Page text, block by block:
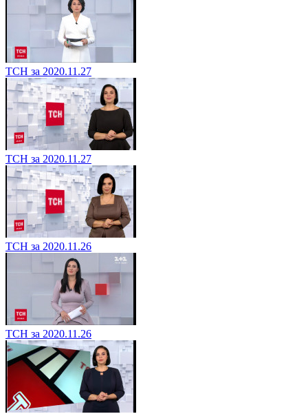
ТСН за 2020.11.27
ТСН за 2020.11.27
ТСН за 2020.11.26
ТСН за 2020.11.26